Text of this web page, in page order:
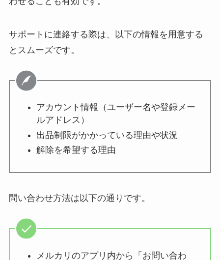
サポートに連絡する際は、以下の情報を用意する
とスムーズです。
アカウント情報（ユーザー名や登録メー
ルアドレス）
出品制限がかかっている理由や状況
解除を希望する理由
問い合わせ方法は以下の通りです。
メルカリのアプリ内から「お問い合わ